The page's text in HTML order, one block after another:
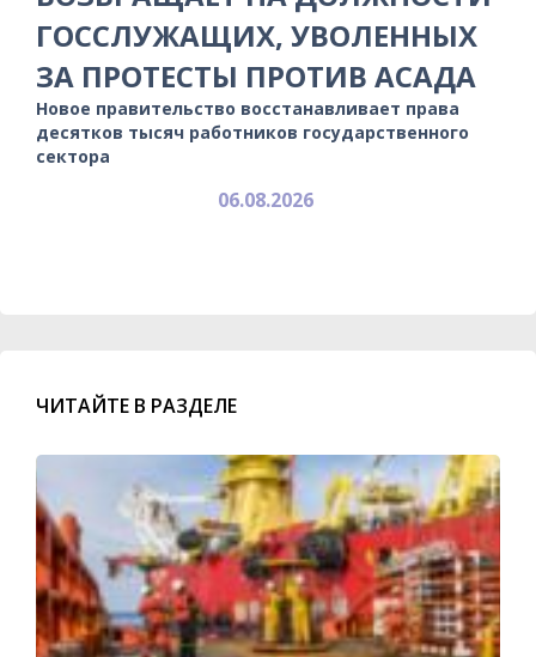
ГОССЛУЖАЩИХ, УВОЛЕННЫХ
ЗА ПРОТЕСТЫ ПРОТИВ АСАДА
Новое правительство восстанавливает права
десятков тысяч работников государственного
сектора
06.08.2026
ЧИТАЙТЕ В РАЗДЕЛЕ